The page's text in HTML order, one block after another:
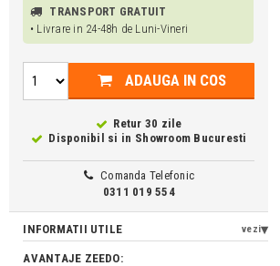
TRANSPORT GRATUIT
• Livrare in 24-48h de Luni-Vineri
ADAUGA IN COS
Retur 30 zile
Disponibil si in Showroom Bucuresti
Comanda Telefonic
0311 019 554
INFORMATII UTILE vezi
AVANTAJE ZEEDO: